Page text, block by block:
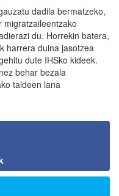
dadila bermatzeko,
migratzaileentzako
du. Horrekin batera,
harrera duina jasotzea
dute IHSko kideek.
behar bezala
taldeen lana